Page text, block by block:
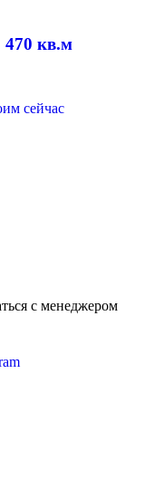
кв.м
сейчас
с менеджером